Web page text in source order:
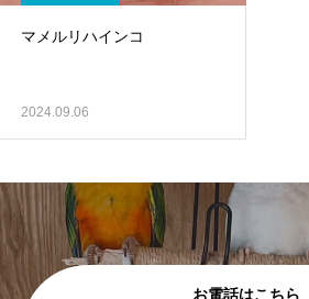
マメルリハインコ
2024.09.06
お電話はこちら